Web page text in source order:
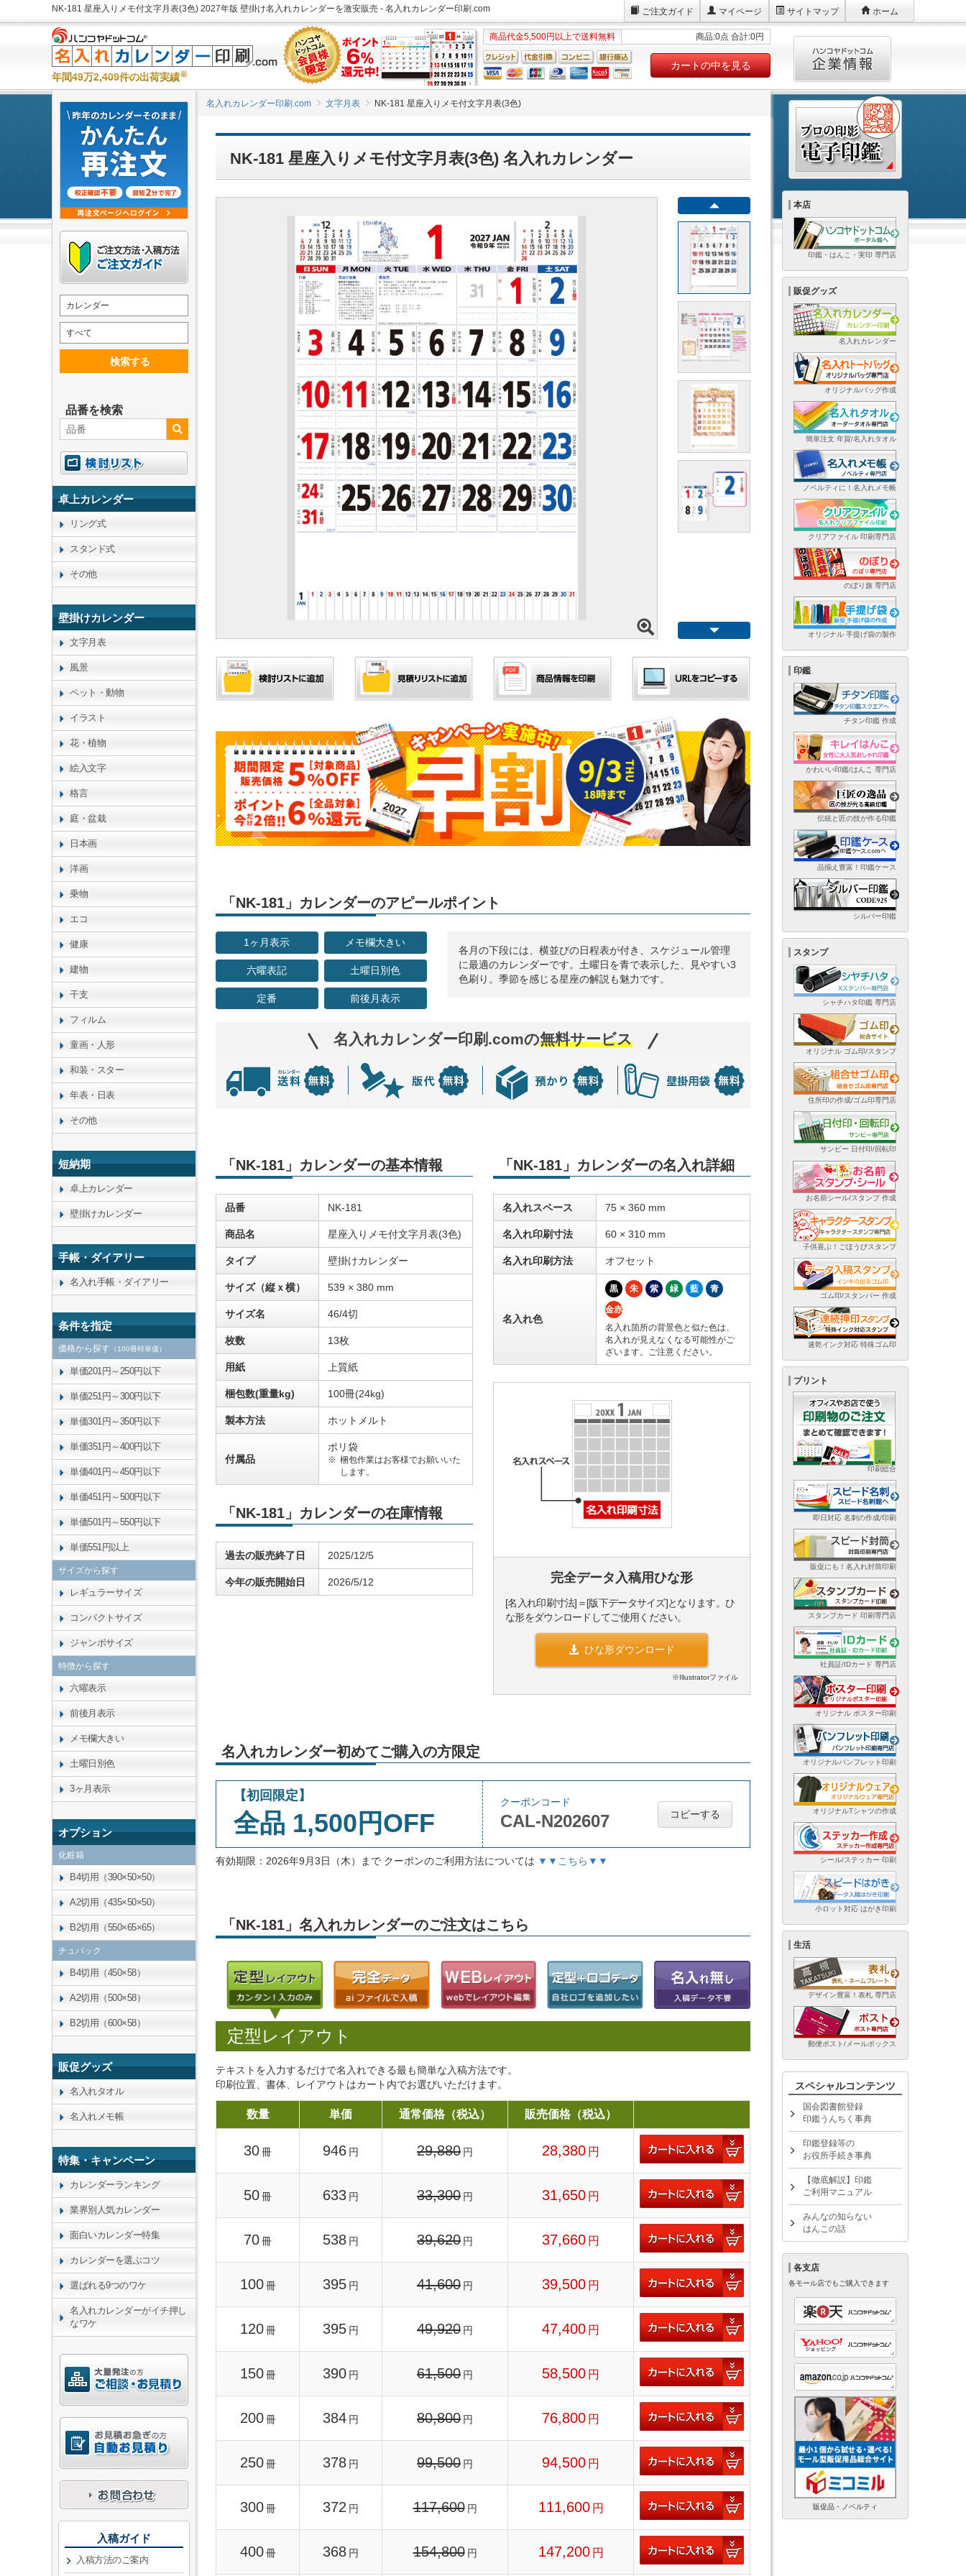
NK-181 星座入りメモ付文字月表(3色) 2027年版 壁掛け名入れカレンダーを激安販売 - 名入れカレンダー印刷.com ご注文ガイド マイページ サイトマップ ホーム
年間49万2,409件の出荷実績※
商品代金5,500円以上で送料無料 商品:0点 合計:0円
カートの中を見る
名入れカレンダー印刷.com 文字月表 NK-181 星座入りメモ付文字月表(3色)
NK-181 星座入りメモ付文字月表(3色) 名入れカレンダー
「NK-181」カレンダーのアピールポイント
1ヶ月表示 メモ欄大きい
六曜表記 土曜日別色
定番 前後月表示
各月の下段には、横並びの日程表が付き、スケジュール管理
に最適のカレンダーです。土曜日を青で表示した、見やすい3
色刷り。季節を感じる星座の解説も魅力です。
名入れカレンダー印刷.comの無料サービス
「NK-181」カレンダーの基本情報
品番 NK-181
商品名 星座入りメモ付文字月表(3色)
タイプ 壁掛けカレンダー
サイズ（縦ｘ横） 539 × 380 mm
サイズ名 46/4切
枚数 13枚
用紙 上質紙
梱包数(重量kg) 100冊(24kg)
製本方法 ホットメルト
付属品
ポリ袋
梱包作業はお客様でお願いいた
します。
「NK-181」カレンダーの在庫情報
過去の販売終了日 2025/12/5
今年の販売開始日 2026/5/12
「NK-181」カレンダーの名入れ詳細
名入れスペース 75 × 360 mm
名入れ印刷寸法 60 × 310 mm
名入れ印刷方法 オフセット
名入れ色
黒 朱 紫 緑 藍 青
金赤
名入れ箇所の背景色と似た色は、
名入れが見えなくなる可能性がご
ざいます。ご注意ください。
完全データ入稿用ひな形
[名入れ印刷寸法]＝[版下データサイズ]となります。ひ
な形をダウンロードしてご使用ください。
ひな形ダウンロード
※Illustratorファイル
名入れカレンダー初めてご購入の方限定
【初回限定】
全品 1,500円OFF
クーポンコード
CAL-N202607 コピーする
有効期限：2026年9月3日（木）まで クーポンのご利用方法については ▼▼こちら▼▼
「NK-181」名入れカレンダーのご注文はこちら
定型レイアウト
テキストを入力するだけで名入れできる最も簡単な入稿方法です。
印刷位置、書体、レイアウトはカート内でお選びいただけます。
数量 単価 通常価格（税込） 販売価格（税込）
30冊 946 円 29,880 円 28,380 円
50冊 633 円 33,300 円 31,650 円
70冊 538 円 39,620 円 37,660 円
100 冊 395 円 41,600 円 39,500 円
120 冊 395 円 49,920 円 47,400 円
150 冊 390 円 61,500 円 58,500 円
200 冊 384 円 80,800 円 76,800 円
250 冊 378 円 99,500 円 94,500 円
300 冊 372 円 117,600 円 111,600 円
400 冊 368 円 154,800 円 147,200 円
カレンダー
すべて
検索する
品番を検索
卓上カレンダー
リング式
スタンド式
その他
壁掛けカレンダー
文字月表
風景
ペット・動物
イラスト
花・植物
絵入文字
格言
庭・盆栽
日本画
洋画
乗物
エコ
健康
建物
干支
フィルム
童画・人形
和装・スター
年表・日表
その他
短納期
卓上カレンダー
壁掛けカレンダー
手帳・ダイアリー
名入れ手帳・ダイアリー
条件を指定
価格から探す （100冊時単価）
単価201円～250円以下
単価251円～300円以下
単価301円～350円以下
単価351円～400円以下
単価401円～450円以下
単価451円～500円以下
単価501円～550円以下
単価551円以上
サイズから探す
レギュラーサイズ
コンパクトサイズ
ジャンボサイズ
特徴から探す
六曜表示
前後月表示
メモ欄大きい
土曜日別色
3ヶ月表示
オプション
化粧箱
B4切用（390×50×50）
A2切用（435×50×50）
B2切用（550×65×65）
チュパック
B4切用（450×58）
A2切用（500×58）
B2切用（600×58）
販促グッズ
名入れタオル
名入れメモ帳
特集・キャンペーン
カレンダーランキング
業界別人気カレンダー
面白いカレンダー特集
カレンダーを選ぶコツ
選ばれる9つのワケ
名入れカレンダーがイチ押し
なワケ
入稿ガイド
入稿方法のご案内
本店
印鑑・はんこ・実印 専門店
販促グッズ
名入れカレンダー
オリジナルバッグ作成
簡単注文 年賀/名入れタオル
ノベルティに！名入れメモ帳
クリアファイル 印刷専門店
のぼり旗 専門店
オリジナル 手提げ袋の製作
印鑑
チタン印鑑 作成
かわいい印鑑/はんこ 専門店
伝統と匠の技が作る印鑑
品揃え豊富！印鑑ケース
シルバー印鑑
スタンプ
シャチハタ印鑑 専門店
オリジナル ゴム印/スタンプ
住所印の作成/ゴム印専門店
サンビー 日付印/回転印
お名前シール/スタンプ 作成
子供喜ぶ！ごほうびスタンプ
ゴム印/スタンパー 作成
速乾インク対応 特殊ゴム印
プリント
印刷総合
即日対応 名刺の作成/印刷
販促にも！名入れ封筒印刷
スタンプカード 印刷専門店
社員証/IDカード 専門店
オリジナル ポスター印刷
オリジナルパンフレット印刷
オリジナルTシャツの作成
シール/ステッカー 印刷
小ロット対応 はがき印刷
生活
デザイン豊富！表札 専門店
郵便ポスト/メールボックス
スペシャルコンテンツ
国会図書館登録
印鑑うんちく事典
印鑑登録等の
お役所手続き事典
【徹底解説】印鑑
ご利用マニュアル
みんなの知らない
はんこの話
各支店
各モール店でもご購入できます
販促品・ノベルティ